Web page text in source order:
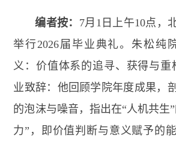
编者按： 7月1日上午10点，
举行2026届毕业典礼。朱松纯
义：价值体系的追寻、获得与重
业致辞：他回顾学院年度成果，
的泡沫与噪音，指出在“人机共生
力”，即价值判断与意义赋予的